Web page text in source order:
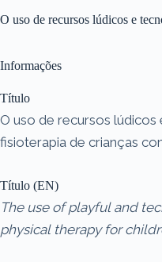
O uso de recursos lúdicos e
Informações
Título
O uso de recursos
Título (EN)
The use of playful and